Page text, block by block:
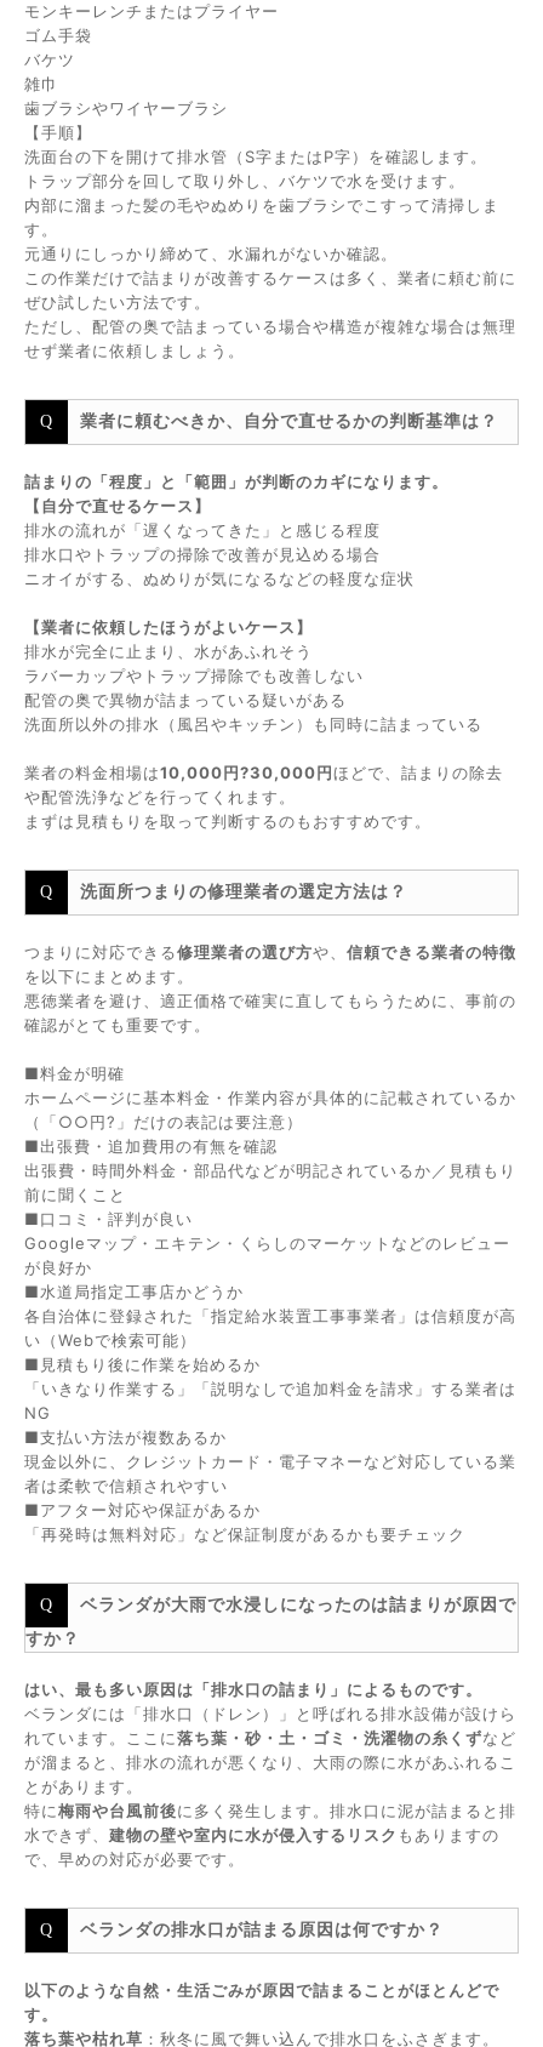
モンキーレンチまたはプライヤー
ゴム手袋
バケツ
雑巾
歯ブラシやワイヤーブラシ
【手順】
洗面台の下を開けて排水管（S字またはP字）を確認します。
トラップ部分を回して取り外し、バケツで水を受けます。
内部に溜まった髪の毛やぬめりを歯ブラシでこすって清掃しま
す。
元通りにしっかり締めて、水漏れがないか確認。
この作業だけで詰まりが改善するケースは多く、業者に頼む前に
ぜひ試したい方法です。
ただし、配管の奥で詰まっている場合や構造が複雑な場合は無理
せず業者に依頼しましょう。
業者に頼むべきか、自分で直せるかの判断基準は？
詰まりの「程度」と「範囲」が判断のカギになります。
【自分で直せるケース】
排水の流れが「遅くなってきた」と感じる程度
排水口やトラップの掃除で改善が見込める場合
ニオイがする、ぬめりが気になるなどの軽度な症状
【業者に依頼したほうがよいケース】
排水が完全に止まり、水があふれそう
ラバーカップやトラップ掃除でも改善しない
配管の奥で異物が詰まっている疑いがある
洗面所以外の排水（風呂やキッチン）も同時に詰まっている
業者の料金相場は10,000円?30,000円ほどで、詰まりの除去
や配管洗浄などを行ってくれます。
まずは見積もりを取って判断するのもおすすめです。
洗面所つまりの修理業者の選定方法は？
つまりに対応できる修理業者の選び方や、 信頼できる業者の特徴
を以下にまとめます。
悪徳業者を避け、適正価格で確実に直してもらうために、事前の
確認がとても重要です。
■料金が明確
ホームページに基本料金・作業内容が具体的に記載されているか
（「○○円?」だけの表記は要注意）
■出張費・追加費用の有無を確認
出張費・時間外料金・部品代などが明記されているか／見積もり
前に聞くこと
■口コミ・評判が良い
Googleマップ・エキテン・くらしのマーケットなどのレビュー
が良好か
■水道局指定工事店かどうか
各自治体に登録された「指定給水装置工事事業者」は信頼度が高
い（Webで検索可能）
■見積もり後に作業を始めるか
「いきなり作業する」「説明なしで追加料金を請求」する業者は
NG
■支払い方法が複数あるか
現金以外に、クレジットカード・電子マネーなど対応している業
者は柔軟で信頼されやすい
■アフター対応や保証があるか
「再発時は無料対応」など保証制度があるかも要チェック
ベランダが大雨で水浸しになったのは詰まりが原因で
すか？
はい、最も多い原因は「排水口の詰まり」によるものです。
ベランダには「排水口（ドレン）」と呼ばれる排水設備が設けら
れています。ここに落ち葉・砂・土・ゴミ・洗濯物の糸くずなど
が溜まると、排水の流れが悪くなり、大雨の際に水があふれるこ
とがあります。
特に梅雨や台風前後に多く発生します。排水口に泥が詰まると排
水できず、 建物の壁や室内に水が侵入するリスク もありますの
で、早めの対応が必要です。
ベランダの排水口が詰まる原因は何ですか？
以下のような自然・生活ごみが原因で詰まることがほとんどで
す。
落ち葉や枯れ草 ：秋冬に風で舞い込んで排水口をふさぎます。